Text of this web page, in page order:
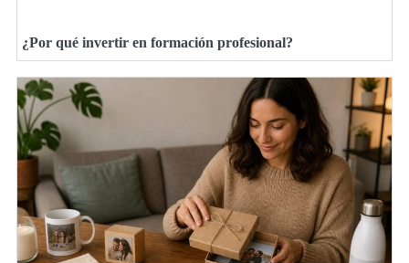
¿Por qué invertir en formación profesional?